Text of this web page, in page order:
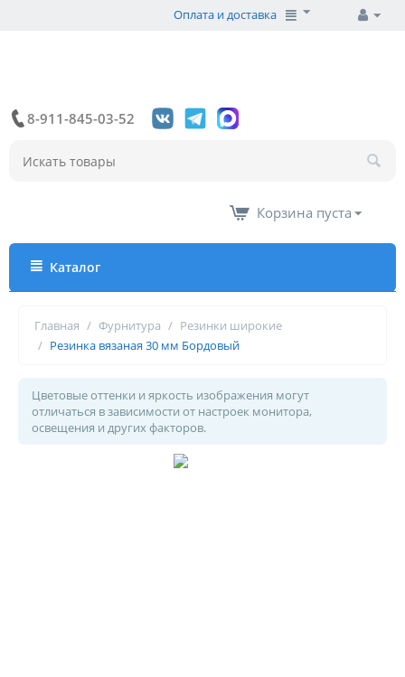
Оплата и доставка
8-911-845-03-52
Корзина пуста
Каталог
Главная / Фурнитура / Резинки широкие
/ Резинка вязаная 30 мм Бордовый
Цветовые оттенки и яркость изображения могут
отличаться в зависимости от настроек монитора,
освещения и других факторов.